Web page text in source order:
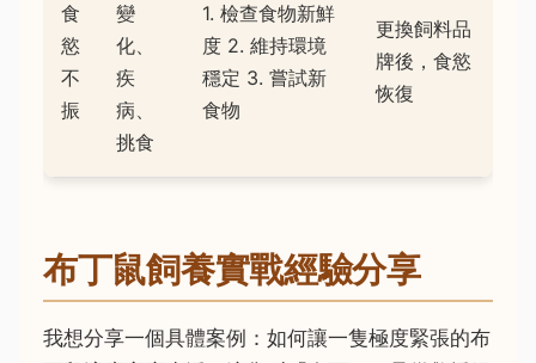
食
慾
不
振
變
化、
疾
病、
挑食
1. 檢查食物新鮮
度 2. 維持環境
穩定 3. 嘗試新
食物
更換飼料品
牌後，食慾
恢復
布丁鼠飼養實戰經驗分享
我想分享一個具體案例：如何讓一隻極度緊張的布